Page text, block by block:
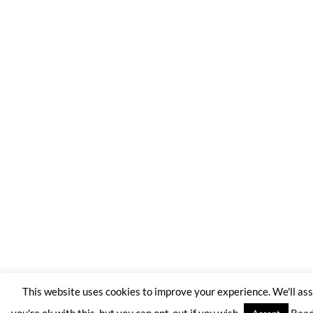
This website uses cookies to improve your experience. We'll